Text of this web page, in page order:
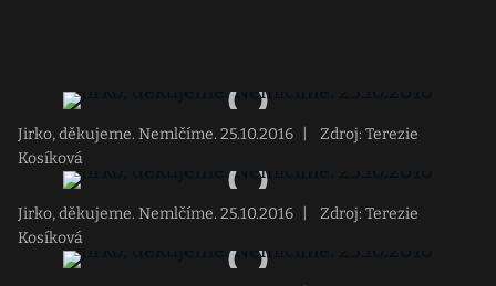
Jirko, děkujeme. Nemlčíme. 25.10.2016
Zdroj: Terezie
Kosíková
Jirko, děkujeme. Nemlčíme. 25.10.2016
Zdroj: Terezie
Kosíková